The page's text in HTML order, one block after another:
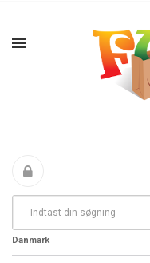
Fri Fragt fra 199 i
Danmark